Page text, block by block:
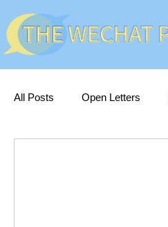
All Posts Open Letters